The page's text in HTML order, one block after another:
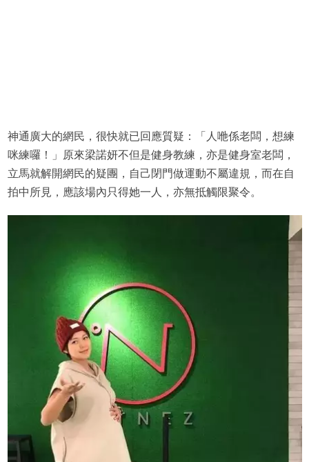
神通廣大的網民，很快就已回應質疑：「人咃係老闆，想練
咪練囉！」原來梁諾妍不但是健身教練，亦是健身室老闆，
立馬就解開網民的疑團，自己閉門做運動不屬違規，而在自
拍中所見，應該場內只得她一人，亦無抵觸限聚令。